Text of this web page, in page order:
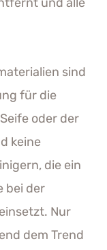
sind
für die
oder der
keine
die ein
bei der
Nur
dem Trend